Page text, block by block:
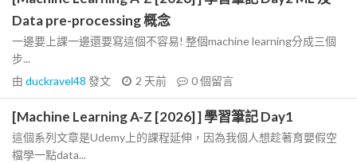
Data pre-processing 概念
一邊要上課一邊還要寫這個不容易! 整個machine learning分成三個
步...
由 duckravel48 發文 2 天前 0個留言
[Machine Learning A-Z [2026] ] 學習筆記 Day1
這個系列文章是Udemy上的課程延伸，因為我個人想趁著育嬰假空
檔學一點data...